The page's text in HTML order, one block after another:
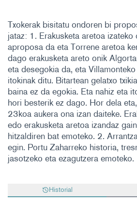
Txokerak bisitatu ondoren bi
jataz: 1. Erakusketa aretoa
aproposa da eta Torrene aretoa
dago erakusketa areto onik
eta desegokia da, eta
itokinak ditu. Bitartean gelatxo
baina ez da egokia. Eta nahiz eta
hori besterik ez dago. Hor dela
23koa aukera ona izan daiteke.
edo erakusketa aretoa izandaz
hitzaldiren bat emoteko. 2.
egin. Portu Zaharreko historia,
jasotzeko eta ezagutzera emoteko.
Historial